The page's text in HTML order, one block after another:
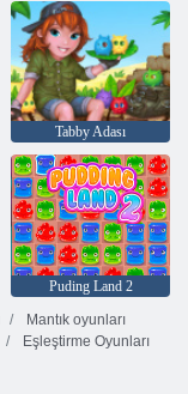
Tabby Adası
Puding Land 2
Mantık oyunları
Eşleştirme Oyunları